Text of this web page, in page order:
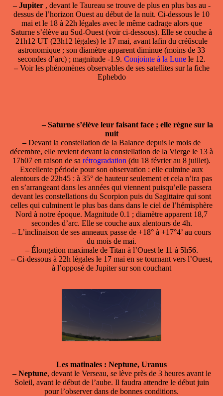
– Jupiter , devant le Taureau se trouve de plus en plus bas au -
dessus de l’horizon Ouest au début de la nuit. Ci-dessous le 10
mai et le 18 à 22h légales avec le même cadrage alors que
Saturne s’élève au Sud-Ouest (voir ci-dessous). Elle se couche à
21h12 UT (23h12 légales) le 17 mai, avant lafin du créûscule
astronomique ; son diamètre apparent diminue (moins de 33
secondes d’arc) ; magnitude -1.9. Conjointe à la Lune le 12.
–Voir les phénomènes observables de ses satellites sur la fiche
Ephebdo
– Saturne s’élève leur faisant face ; elle règne sur la
nuit
–Devant la constellation de la Balance depuis le mois de
décembre, elle revient devant la constellation de la Vierge le 13 à
17h07 en raison de sa rétrogradation (du 18 février au 8 juillet).
Excellente période pour son observation : elle culmine aux
alentours de 22h45 : à 35° de hauteur seulement et cela n’ira pas
en s’arrangeant dans les années qui viennent puisqu’elle passera
devant les constellations du Scorpion puis du Sagittaire qui sont
celles qui culminent le plus bas dans dans le ciel de l’hémisphère
Nord à notre époque. Magnitude 0.1 ; diamètre apparent 18,7
secondes d’arc. Elle se couche aux alentours de 4h.
–L’inclinaison de ses anneaux passe de +18° à +17°4’ au cours
du mois de mai.
–Élongation maximale de Titan à l’Ouest le 11 à 5h56.
–Ci-dessous à 22h légales le 17 mai en se tournant vers l’Ouest,
à l’opposé de Jupiter sur son couchant
Les matinales : Neptune, Uranus
– Neptune, devant le Verseau, se lève près de 3 heures avant le
Soleil, avant le début de l’aube. Il faudra attendre le début juin
pour l’observer dans de bonnes conditions.